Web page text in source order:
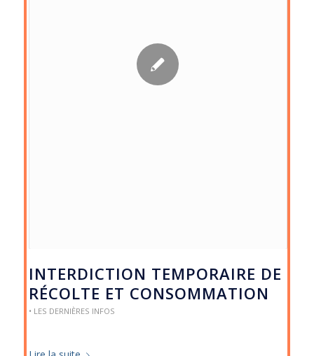
INTERDICTION TEMPORAIRE DE
RÉCOLTE ET CONSOMMATION
• LES DERNIÈRES INFOS